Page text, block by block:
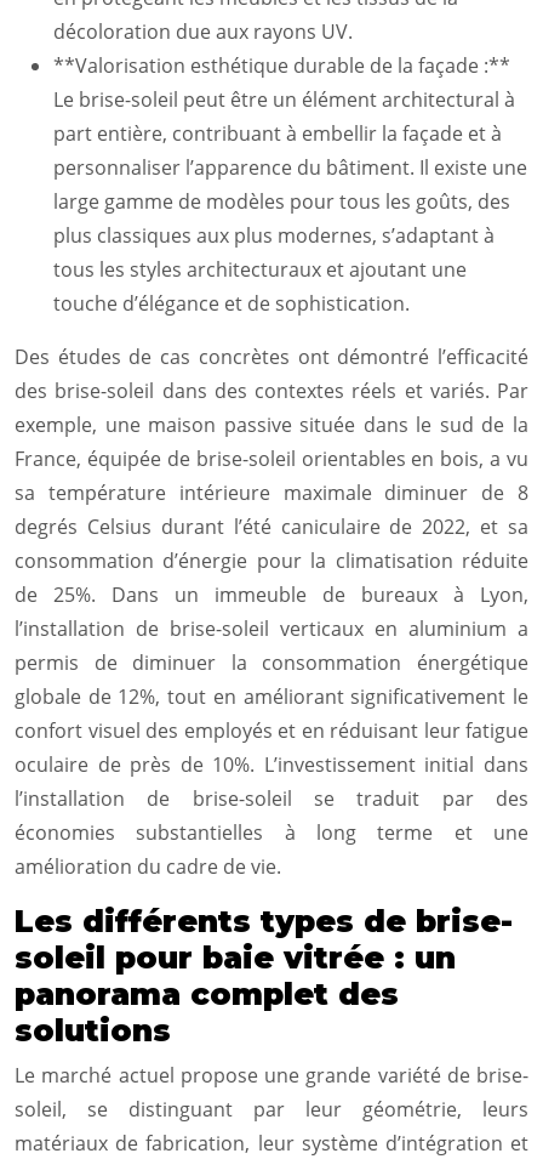
décoloration due aux rayons UV.
**Valorisation esthétique durable de la façade :**
Le brise-soleil peut être un élément architectural à
part entière, contribuant à embellir la façade et à
personnaliser l’apparence du bâtiment. Il existe une
large gamme de modèles pour tous les goûts, des
plus classiques aux plus modernes, s’adaptant à
tous les styles architecturaux et ajoutant une
touche d’élégance et de sophistication.
Des études de cas concrètes ont démontré l’efficacité
des brise-soleil dans des contextes réels et variés. Par
exemple, une maison passive située dans le sud de la
France, équipée de brise-soleil orientables en bois, a vu
sa température intérieure maximale diminuer de 8
degrés Celsius durant l’été caniculaire de 2022, et sa
consommation d’énergie pour la climatisation réduite
de 25%. Dans un immeuble de bureaux à Lyon,
l’installation de brise-soleil verticaux en aluminium a
permis de diminuer la consommation énergétique
globale de 12%, tout en améliorant significativement le
confort visuel des employés et en réduisant leur fatigue
oculaire de près de 10%. L’investissement initial dans
l’installation de brise-soleil se traduit par des
économies substantielles à long terme et une
amélioration du cadre de vie.
Les différents types de brise-
soleil pour baie vitrée : un
panorama complet des
solutions
Le marché actuel propose une grande variété de brise-
soleil, se distinguant par leur géométrie, leurs
matériaux de fabrication, leur système d’intégration et